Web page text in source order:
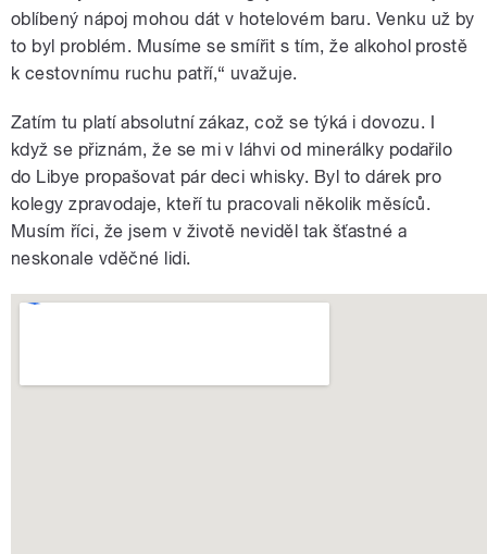
oblíbený nápoj mohou dát v hotelovém baru. Venku už by
to byl problém. Musíme se smířit s tím, že alkohol prostě
k cestovnímu ruchu patří,“ uvažuje.
Zatím tu platí absolutní zákaz, což se týká i dovozu. I
když se přiznám, že se mi v láhvi od minerálky podařilo
do Libye propašovat pár deci whisky. Byl to dárek pro
kolegy zpravodaje, kteří tu pracovali několik měsíců.
Musím říci, že jsem v životě neviděl tak šťastné a
neskonale vděčné lidi.